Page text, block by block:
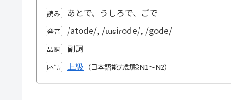
読み あとで、うしろで、ごで
発音 /atode/, /ɯɕiɾode/, /gode/
品詞 副詞
ﾚﾍﾞﾙ 上級